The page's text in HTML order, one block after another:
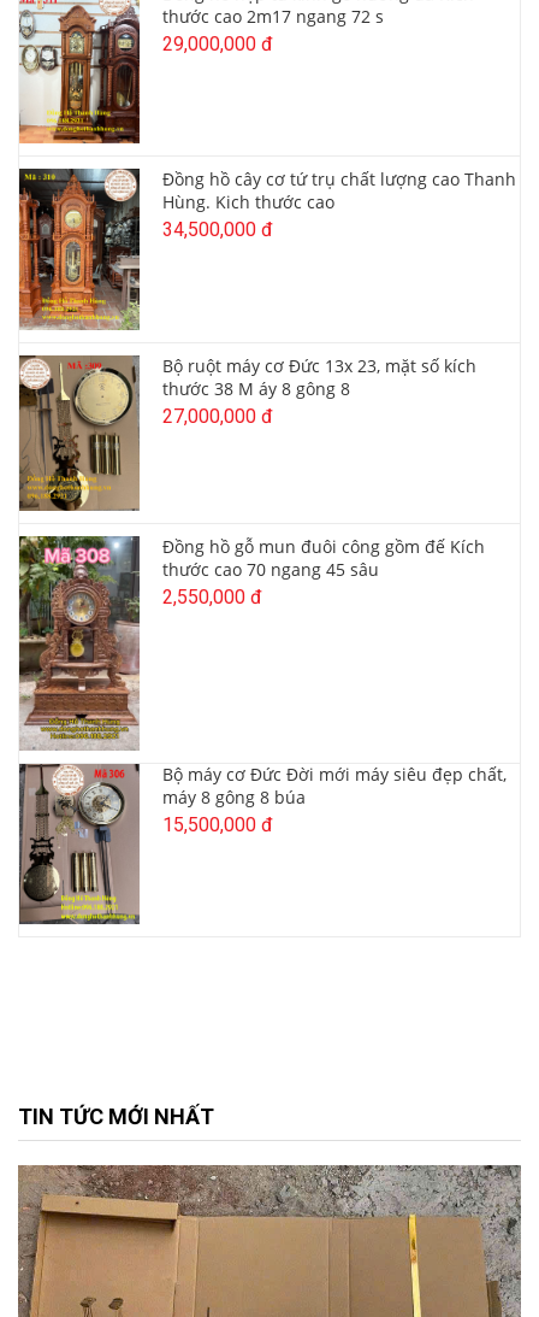
thước cao 2m17 ngang 72 s
29,000,000 đ
Đồng hồ cây cơ tứ trụ chất lượng cao Thanh
Hùng. Kich thước cao
34,500,000 đ
Bộ ruột máy cơ Đức 13x 23, mặt số kích
thước 38 M áy 8 gông 8
27,000,000 đ
Đồng hồ gỗ mun đuôi công gồm đế Kích
thước cao 70 ngang 45 sâu
2,550,000 đ
Bộ máy cơ Đức Đời mới máy siêu đẹp chất,
máy 8 gông 8 búa
15,500,000 đ
TIN TỨC MỚI NHẤT